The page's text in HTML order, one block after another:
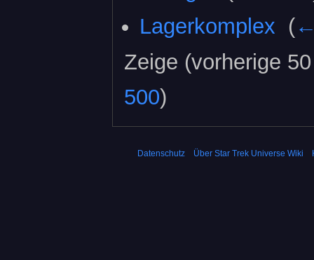
Lagerkomplex (
Zeige (vorherige 50
500)
Datenschutz Über Star Trek Universe Wiki